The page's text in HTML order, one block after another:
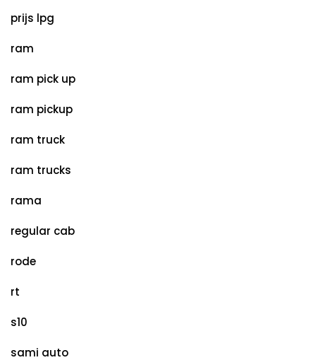
prijs lpg
ram
ram pick up
ram pickup
ram truck
ram trucks
rama
regular cab
rode
rt
s10
sami auto